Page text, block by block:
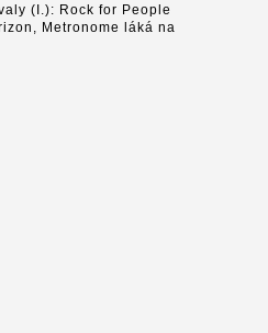
(I.): Rock for People
Metronome láká na